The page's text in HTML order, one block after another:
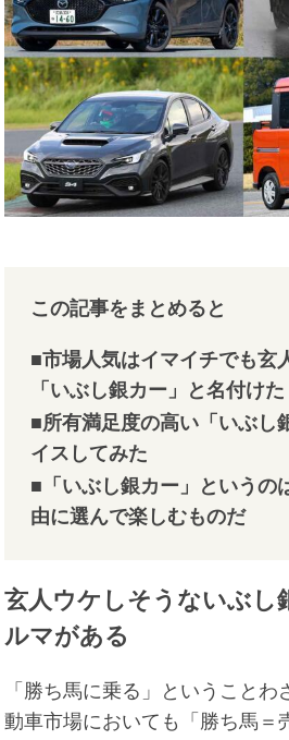
この記事をまとめると
■市場人気はイマイチでも玄
「いぶし銀カー」と名付けた
■所有満足度の高い「いぶし
イスしてみた
■「いぶし銀カー」というの
由に選んで楽しむものだ
玄人ウケしそうないぶし
ルマがある
「勝ち馬に乗る」ということわ
動車市場においても「勝ち馬＝